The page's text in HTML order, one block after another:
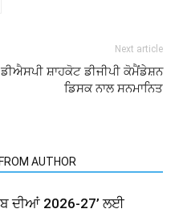
Next article
ਡੀਐਸਪੀ ਸ਼ਾਹਕੋਟ ਡੀਜੀਪੀ ਕੋਮੈਂਡੇਸ਼ਨ
ਡਿਸਕ ਨਾਲ ਸਨਮਾਨਿਤ
AUTHOR
ਦੀਆਂ 2026-27’ ਲਈ